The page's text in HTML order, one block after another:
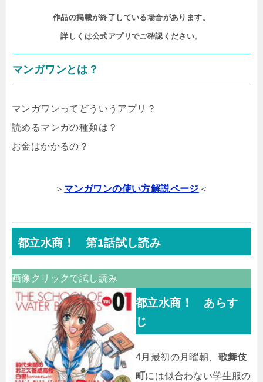
作品の掲載が終了している場合があります。
詳しくは公式アプリでご確認ください。
マンガワンとは？
マンガワンってどういうアプリ？
読めるマンガの種類は？
お金はかかるの？
＞ マンガワンの使い方解説ページ ＜
都立水商！ 第1話試し読み
画像クリックで試し読み
都立水商！ あらす
じ
4月最初の月曜朝、 歌舞伎
町には似合わない学生服の